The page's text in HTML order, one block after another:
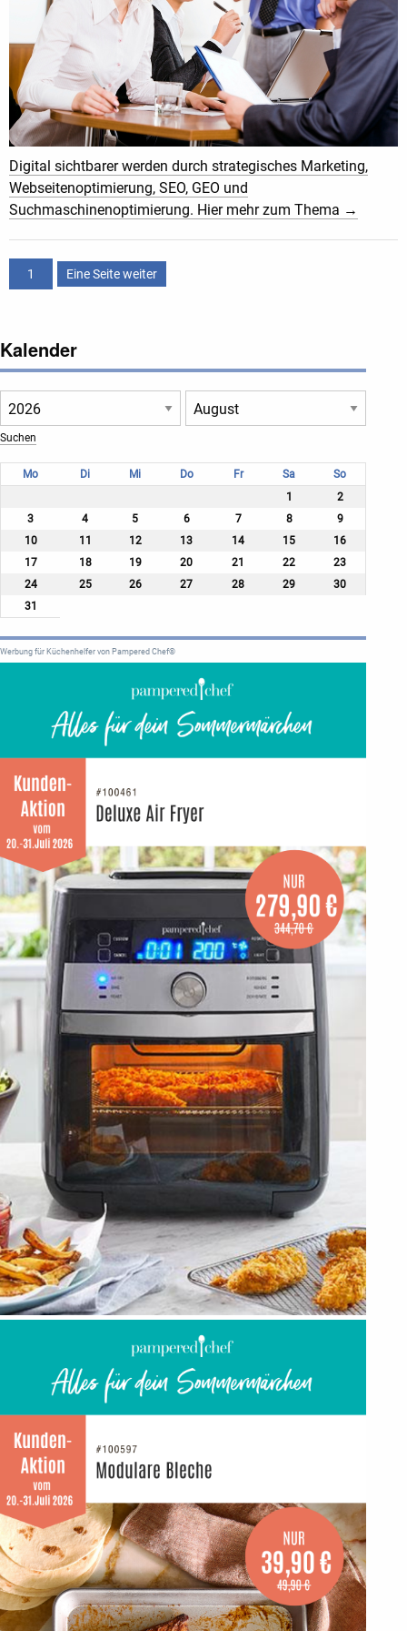
Digital sichtbarer werden durch strategisches Marketing,
Webseitenoptimierung, SEO, GEO und
Suchmaschinenoptimierung. Hier mehr zum Thema →
1 Eine Seite weiter
Kalender
Mo Di Mi Do Fr Sa
So
1
2
3
4 5 6 7 8
9
10
11 12 13 14 15
16
17
18 19 20 21 22
23
24
25 26 27 28 29
30
31
Werbung für Küchenhelfer von Pampered Chef®